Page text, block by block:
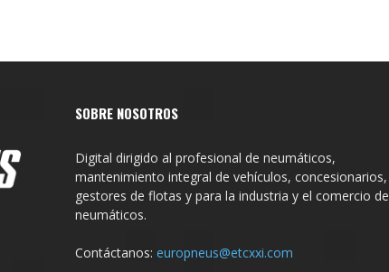
SOBRE NOSOTROS
Digital dirigido al profesional de neumáticos,
mantenimiento integral de vehículos, concesionarios,
gestores de flotas y para la industria y el comercio de
neumáticos.
Contáctanos: europneus@etcxxi.com